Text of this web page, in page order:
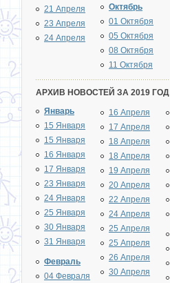
21 Апреля
23 Апреля
24 Апреля
Октябрь
01 Октября
05 Октября
08 Октября
11 Октября
АРХИВ НОВОСТЕЙ ЗА 2019 ГОД
Январь
15 Января
15 Января
16 Января
17 Января
23 Января
24 Января
25 Января
30 Января
31 Января
Февраль
04 Февраля
16 Апреля
17 Апреля
18 Апреля
18 Апреля
19 Апреля
20 Апреля
22 Апреля
24 Апреля
25 Апреля
25 Апреля
26 Апреля
30 Апреля